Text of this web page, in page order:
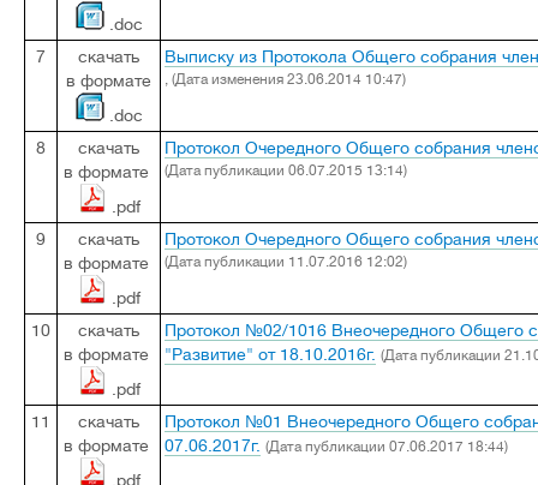
.doc
7
скачать
в формате
.doc
Выписку из Протокола Общего собрания
, (Дата изменения 23.06.2014 10:47)
8
скачать
в формате
.pdf
Протокол Очередного Общего собрания
(Дата публикации 06.07.2015 13:14)
9
скачать
в формате
.pdf
Протокол Очередного Общего собрания
(Дата публикации 11.07.2016 12:02)
10
скачать
в формате
.pdf
Протокол №02/1016 Внеочередного
"Развитие" от 18.10.2016г. (Дата публикации
11
скачать
в формате
.pdf
Протокол №01 Внеочередного Общего
07.06.2017г. (Дата публикации 07.06.2017 18:44)